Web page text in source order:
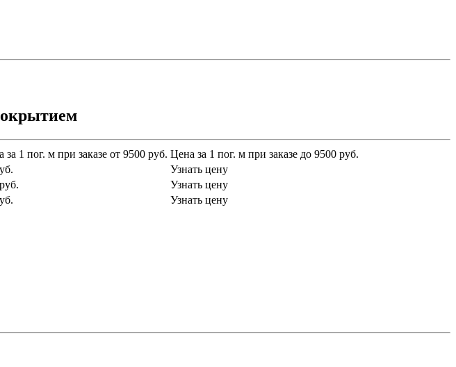
за 1 пог. м при заказе от 9500 руб. Цена за 1 пог. м при заказе до 9500 руб.
Узнать цену
Узнать цену
Узнать цену